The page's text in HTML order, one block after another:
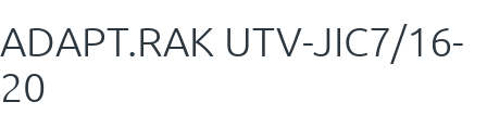
ADAPT.RAK UTV-JIC7/16-
20